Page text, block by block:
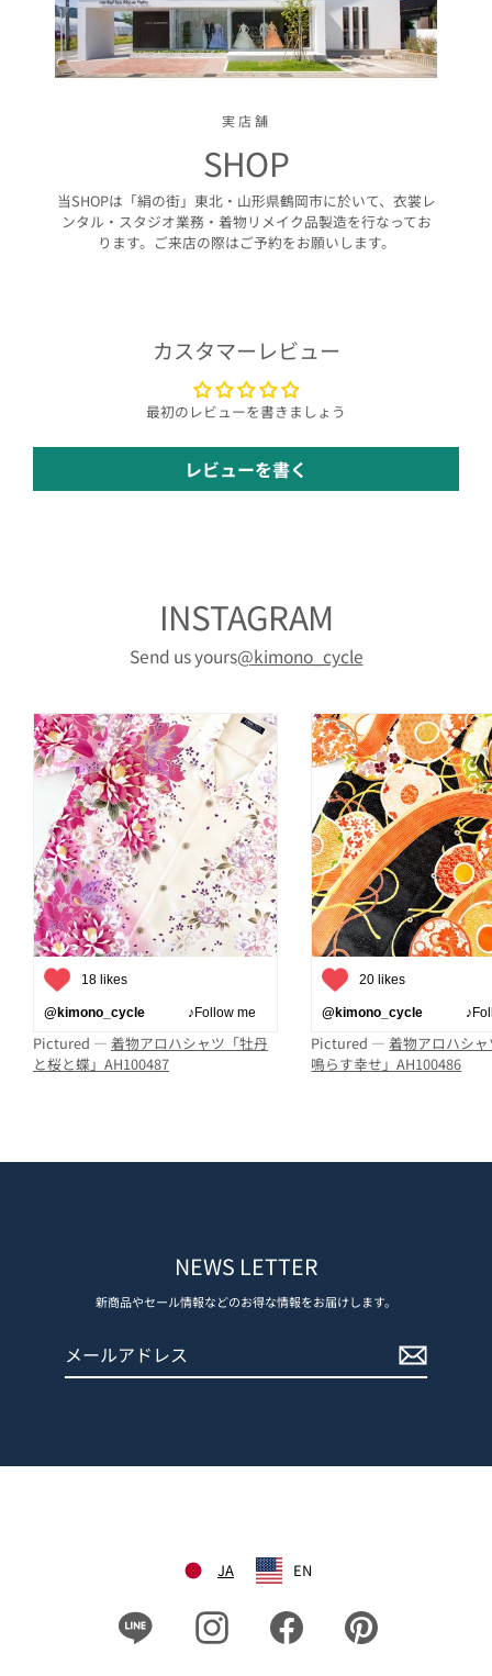
実店舗
SHOP
当SHOPは「絹の街」東北・山形県鶴岡市に於いて、衣裳レ
ンタル・スタジオ業務・着物リメイク品製造を行なってお
ります。ご来店の際はご予約をお願いします。
カスタマーレビュー
最初のレビューを書きましょう
レビューを書く
INSTAGRAM
Send us yours@kimono_cycle
18 likes
@kimono_cycle ♪Follow me
Pictured — 着物アロハシャツ「牡丹
と桜と蝶」AH100487
20 likes
@kimono_cycle
Pictured —着物アロハシ
鳴らす幸せ」AH100486
NEWS LETTER
新商品やセール情報などのお得な情報をお届けします。
JA EN
Instagram Facebook